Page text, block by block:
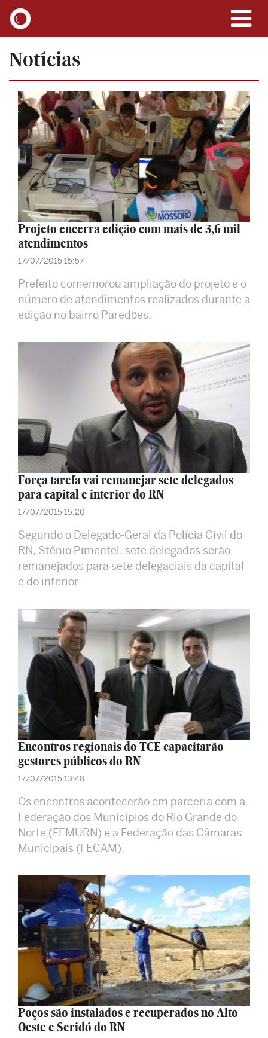
Notícias
Projeto encerra edição com mais de 3,6 mil
atendimentos
17/07/2015 15:57
Prefeito comemorou ampliação do projeto e o
número de atendimentos realizados durante a
edição no bairro Paredões.
Força tarefa vai remanejar sete delegados
para capital e interior do RN
17/07/2015 15:20
Segundo o Delegado-Geral da Polícia Civil do
RN, Stênio Pimentel, sete delegados serão
remanejados para sete delegaciais da capital
e do interior
Encontros regionais do TCE capacitarão
gestores públicos do RN
17/07/2015 13:48
Os encontros acontecerão em parceria com a
Federação dos Municípios do Rio Grande do
Norte (FEMURN) e a Federação das Câmaras
Municipais (FECAM).
Poços são instalados e recuperados no Alto
Oeste e Seridó do RN